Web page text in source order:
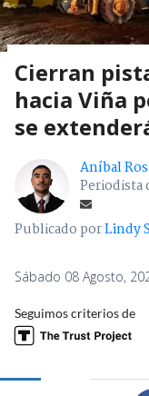
Cierran
hacia Viña
se
Aníbal
Periodista
Publicado porLindy
Sábado 08 Agosto,
Seguimos criterios de